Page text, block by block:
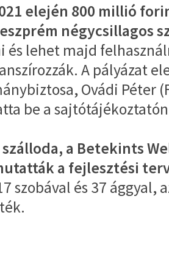
elején 800 millió
négycsillagos
lehet majd
A pályázat
Ovádi Péter
be a
a Betekints
a fejlesztési
szobával és 37 ággyal,